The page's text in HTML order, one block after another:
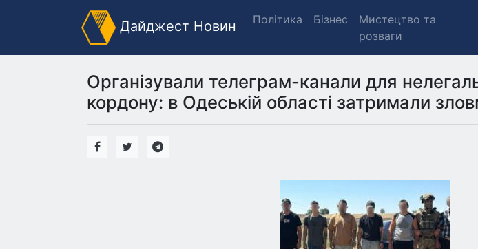
Дайджест Новин Політика Бізнес
Мистецтво та
розваги
Організували телеграм-канали для
кордону: в Одеській області затримали